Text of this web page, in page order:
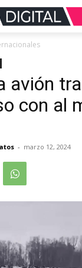
avión
con al
- marzo 12, 2024